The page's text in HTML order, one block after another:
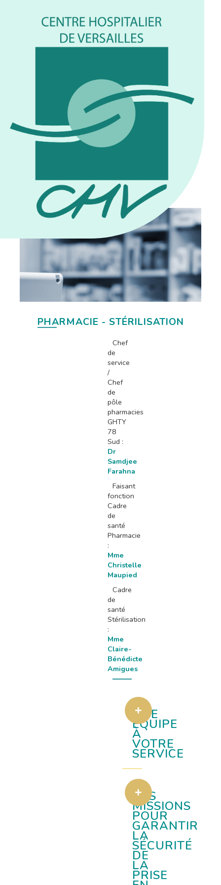
PHARMACIE - STÉRILISATION
Chef
de
service
/
Chef
de
pôle
pharmacies
GHTY
78
Sud :
Dr
Samdjee
Farahna
Faisant
fonction
Cadre
de
santé
Pharmacie
:
Mme
Christelle
Maupied
Cadre
de
santé
Stérilisation
:
Mme
Claire-
Bénédicte
Amigues
UNE
ÉQUIPE
À
VOTRE
SERVICE
DES
MISSIONS
POUR
GARANTIR
LA
SÉCURITÉ
DE
LA
PRISE